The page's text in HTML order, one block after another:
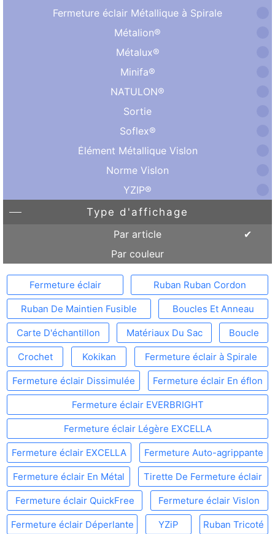
Fermeture éclair Métallique à Spirale
Métalion®
Métalux®
Minifa®
NATULON®
Sortie
Soflex®
Élément Métallique Vislon
Norme Vislon
YZIP®
Type d'affichage
Par article
Par couleur
Fermeture éclair Ruban Ruban Cordon
Ruban De Maintien Fusible Boucles Et Anneau
Carte D'échantillon Matériaux Du Sac Boucle
Crochet Kokikan Fermeture éclair à Spirale
Fermeture éclair Dissimulée Fermeture éclair En éflon
Fermeture éclair EVERBRIGHT
Fermeture éclair Légère EXCELLA
Fermeture éclair EXCELLA Fermeture Auto-agrippante
Fermeture éclair En Métal Tirette De Fermeture éclair
Fermeture éclair QuickFree Fermeture éclair Vislon
Fermeture éclair Déperlante YZiP Ruban Tricoté